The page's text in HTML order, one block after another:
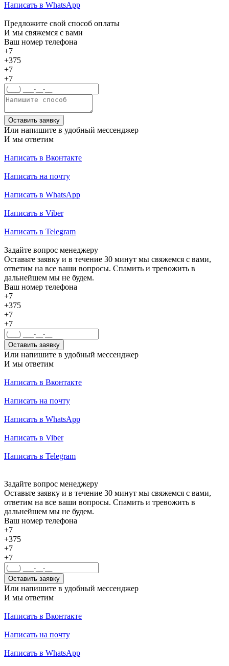
Написать в WhatsApp
Предложите свой способ оплаты
И мы свяжемся с вами
Ваш номер телефона
+7
+375
+7
+7
Оставить заявку
Или напишите в удобный мессенджер
И мы ответим
Написать в Вконтакте
Написать на почту
Написать в WhatsApp
Написать в Viber
Написать в Telegram
Задайте вопрос менеджеру
Оставьте заявку и в течение 30 минут мы свяжемся с вами,
ответим на все ваши вопросы. Спамить и тревожить в
дальнейшем мы не будем.
Ваш номер телефона
+7
+375
+7
+7
Оставить заявку
Или напишите в удобный мессенджер
И мы ответим
Написать в Вконтакте
Написать на почту
Написать в WhatsApp
Написать в Viber
Написать в Telegram
Задайте вопрос менеджеру
Оставьте заявку и в течение 30 минут мы свяжемся с вами,
ответим на все ваши вопросы. Спамить и тревожить в
дальнейшем мы не будем.
Ваш номер телефона
+7
+375
+7
+7
Оставить заявку
Или напишите в удобный мессенджер
И мы ответим
Написать в Вконтакте
Написать на почту
Написать в WhatsApp